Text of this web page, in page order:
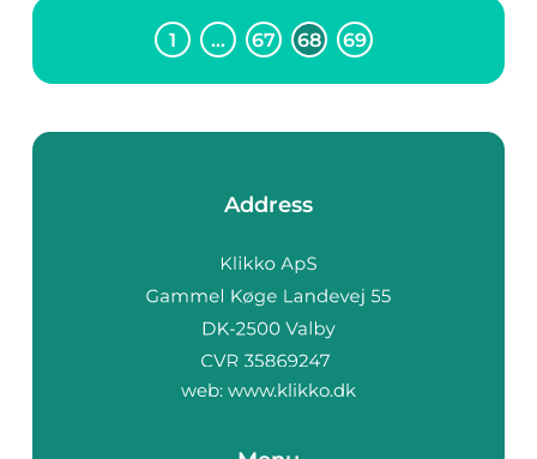
1 … 67 68 69
Address
web: www.klikko.dk